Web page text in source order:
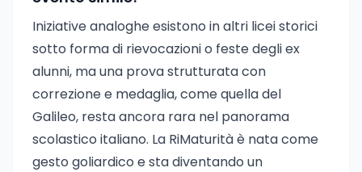
Iniziative analoghe esistono in altri licei storici
sotto forma di rievocazioni o feste degli ex
alunni, ma una prova strutturata con
correzione e medaglia, come quella del
Galileo, resta ancora rara nel panorama
scolastico italiano. La RiMaturità è nata come
gesto goliardico e sta diventando un